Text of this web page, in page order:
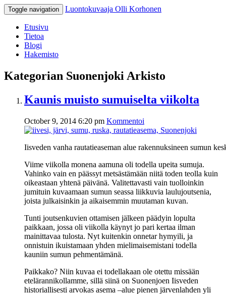
Toggle navigation Luontokuvaaja Olli Korhonen
Etusivu
Tietoa
Blogi
Hakemisto
Kategorian Suonenjoki Arkisto
Kaunis muisto sumuiselta viikolta
October 9, 2014 6:20 pm Kommentoi
Iisveden vanha rautatieaseman alue rakennuksineen sumun
Viime viikolla monena aamuna oli todella upeita sumuja.
Vahinko vain en päässyt metsästämään niitä toden teolla kuin
oikeastaan yhtenä päivänä. Valitettavasti vain tuolloinkin
jumituin kuvaamaan sumun seassa liikkuvia laulujoutsenia,
joista julkaisinkin ja aikaisemmin muutaman kuvan.
Tunti joutsenkuvien ottamisen jälkeen päädyin lopulta
paikkaan, jossa oli viikolla käynyt jo pari kertaa ilman
mainittavaa tulosta. Nyt kuitenkin onnetar hymyili, ja
onnistuin ikuistamaan yhden mielimaisemistani todella
kauniin sumun pehmentämänä.
Paikkako? Niin kuvaa ei todellakaan ole otettu missään
etelärannikollamme, sillä siinä on Suonenjoen Iisveden
historiallisesti arvokas asema –alue pienen järvenlahden yli